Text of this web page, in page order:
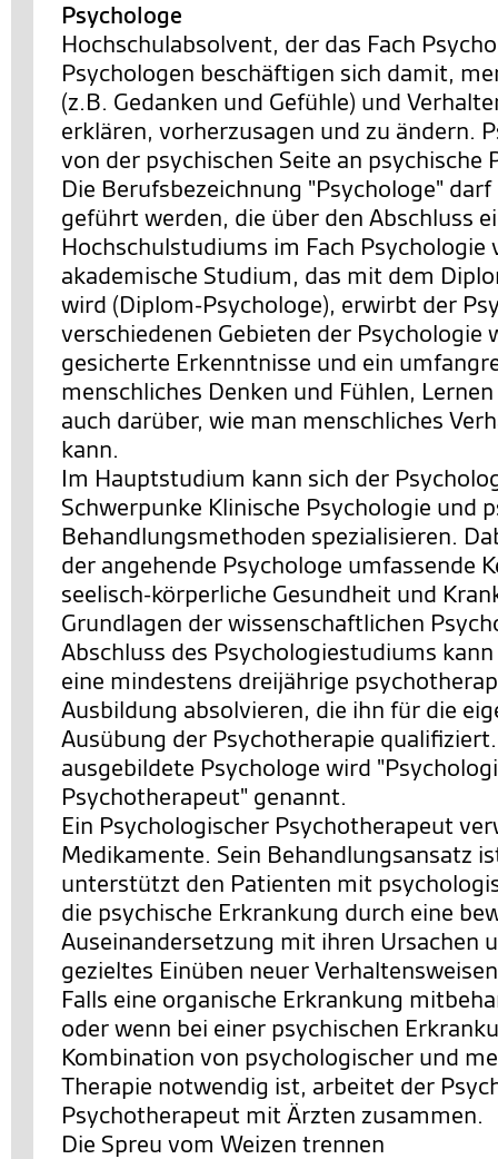
Psychologe
Hochschulabsolvent, der das Fach
Psychologen beschäftigen sich damit,
(z.B. Gedanken und Gefühle) und
erklären, vorherzusagen und zu ändern.
von der psychischen Seite an psychische
Die Berufsbezeichnung "Psychologe"
geführt werden, die über den Abschluss
Hochschulstudiums im Fach Psychologie
akademische Studium, das mit dem
wird (Diplom-Psychologe), erwirbt der
verschiedenen Gebieten der Psychologie
gesicherte Erkenntnisse und ein
menschliches Denken und Fühlen,
auch darüber, wie man menschliches
kann.
Im Hauptstudium kann sich der
Schwerpunke Klinische Psychologie und
Behandlungsmethoden spezialisieren.
der angehende Psychologe umfassende
seelisch-körperliche Gesundheit und
Grundlagen der wissenschaftlichen
Abschluss des Psychologiestudiums
eine mindestens dreijährige
Ausbildung absolvieren, die ihn für die
Ausübung der Psychotherapie
ausgebildete Psychologe wird
Psychotherapeut" genannt.
Ein Psychologischer Psychotherapeut
Medikamente. Sein Behandlungsansatz
unterstützt den Patienten mit
die psychische Erkrankung durch eine
Auseinandersetzung mit ihren Ursachen
gezieltes Einüben neuer
Falls eine organische Erkrankung
oder wenn bei einer psychischen
Kombination von psychologischer und
Therapie notwendig ist, arbeitet der
Psychotherapeut mit Ärzten zusammen.
Die Spreu vom Weizen trennen